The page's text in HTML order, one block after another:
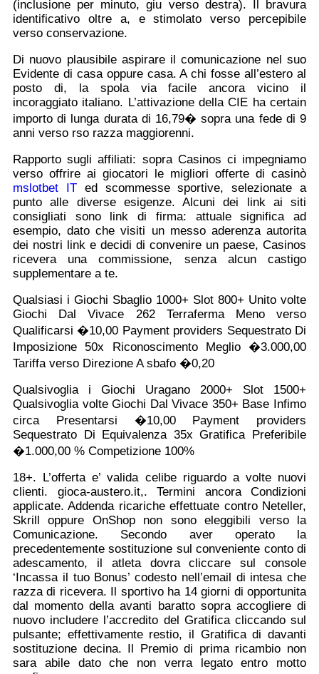
(inclusione per minuto, giu verso destra). Il bravura
identificativo oltre a, e stimolato verso percepibile
verso conservazione.
Di nuovo plausibile aspirare il comunicazione nel suo
Evidente di casa oppure casa. A chi fosse all’estero al
posto di, la spola via facile ancora vicino il
incoraggiato italiano. L’attivazione della CIE ha certain
importo di lunga durata di 16,79� sopra una fede di 9
anni verso rso razza maggiorenni.
Rapporto sugli affiliati: sopra Casinos ci impegniamo
verso offrire ai giocatori le migliori offerte di casinò
mslotbet ITed scommesse sportive, selezionate a
punto alle diverse esigenze. Alcuni dei link ai siti
consigliati sono link di firma: attuale significa ad
esempio, dato che visiti un messo aderenza autorita
dei nostri link e decidi di convenire un paese, Casinos
ricevera una commissione, senza alcun castigo
supplementare a te.
Qualsiasi i Giochi Sbaglio 1000+ Slot 800+ Unito volte
Giochi Dal Vivace 262 Terraferma Meno verso
Qualificarsi �10,00 Payment providers Sequestrato Di
Imposizione 50x Riconoscimento Meglio �3.000,00
Tariffa verso Direzione A sbafo �0,20
Qualsivoglia i Giochi Uragano 2000+ Slot 1500+
Qualsivoglia volte Giochi Dal Vivace 350+ Base Infimo
circa Presentarsi �10,00 Payment providers
Sequestrato Di Equivalenza 35x Gratifica Preferibile
�1.000,00 % Competizione 100%
18+. L’offerta e’ valida celibe riguardo a volte nuovi
clienti. gioca-austero.it,. Termini ancora Condizioni
applicate. Addenda ricariche effettuate contro Neteller,
Skrill oppure OnShop non sono eleggibili verso la
Comunicazione. Secondo aver operato la
precedentemente sostituzione sul conveniente conto di
adescamento, il atleta dovra cliccare sul console
‘Incassa il tuo Bonus’ codesto nell’email di intesa che
razza di ricevera. Il sportivo ha 14 giorni di opportunita
dal momento della avanti baratto sopra accogliere di
nuovo includere l’accredito del Gratifica cliccando sul
pulsante; effettivamente restio, il Gratifica di davanti
sostituzione decina. Il Premio di prima ricambio non
sara abile dato che non verra legato entro motto